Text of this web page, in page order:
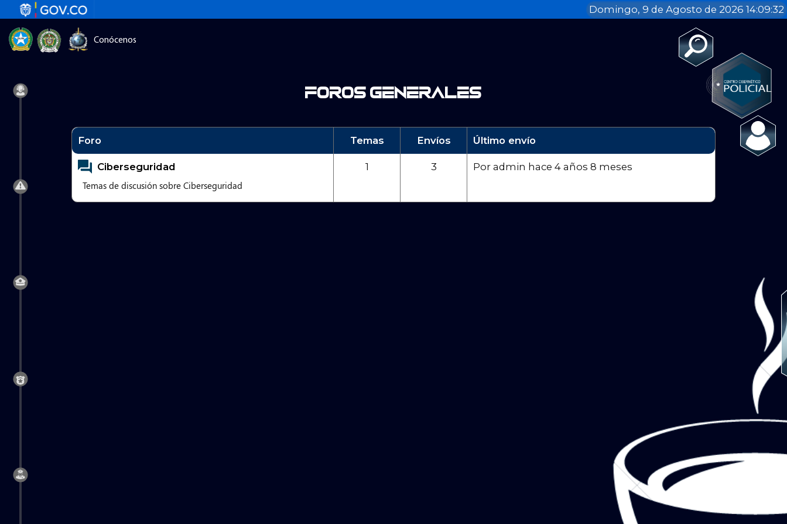
Pasar al contenido principal Domingo, 9 de Agosto de 2026 14:09:32
Menú superior
Conócenos
Foros generales
Foro Temas Envíos Último envío
No hay nuevos envíos
Ciberseguridad
Temas de discusión sobre Ciberseguridad
1 3 Por admin hace 4 años 8 meses